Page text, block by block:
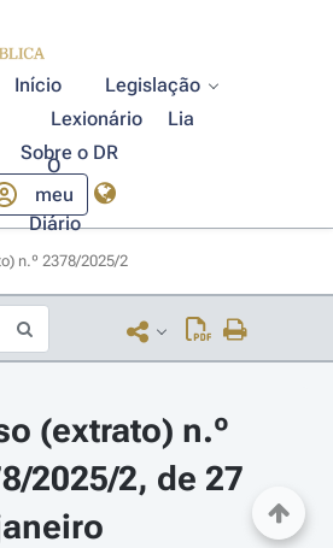
Início
Legislação
Lexionário
Lia
Sobre o DR
O
meu
Diário
n.º 2378/2025/2
(extrato) n.º
2025/2, de 27